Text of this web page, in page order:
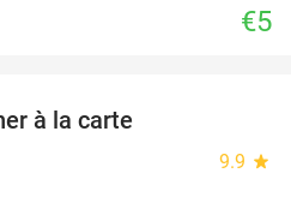
€5
à la carte
9.9 star